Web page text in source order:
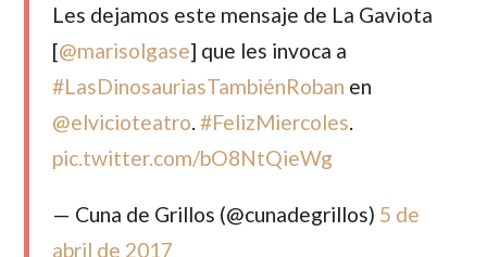
Les dejamos este mensaje de La Gaviota
[@marisolgase] que les invoca a
#LasDinosauriasTambiénRoban en
@elvicioteatro.#FelizMiercoles.
pic.twitter.com/bO8NtQieWg
— Cuna de Grillos (@cunadegrillos) 5 de
abril de 2017